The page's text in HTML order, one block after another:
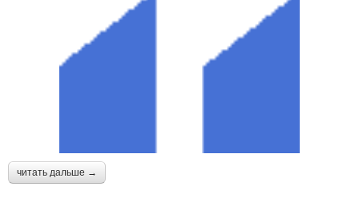
читать дальше →